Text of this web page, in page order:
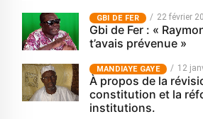
GBI DE FER 22 février
Gbi de Fer : «
t’avais prévenue »
MANDIAYE GAYE 12
À propos de la
constitution et la
institutions.